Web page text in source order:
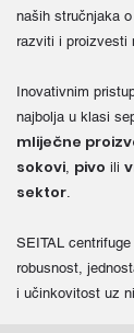
naših stručnjaka
razviti i proizvesti
Inovativnim
najbolja u klasi
mliječne
sokovi, pivo ili
sektor.
SEITAL
robusnost,
i učinkovitost uz